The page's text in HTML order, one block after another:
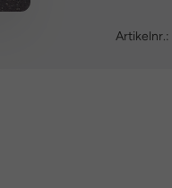
Artikelnr.: